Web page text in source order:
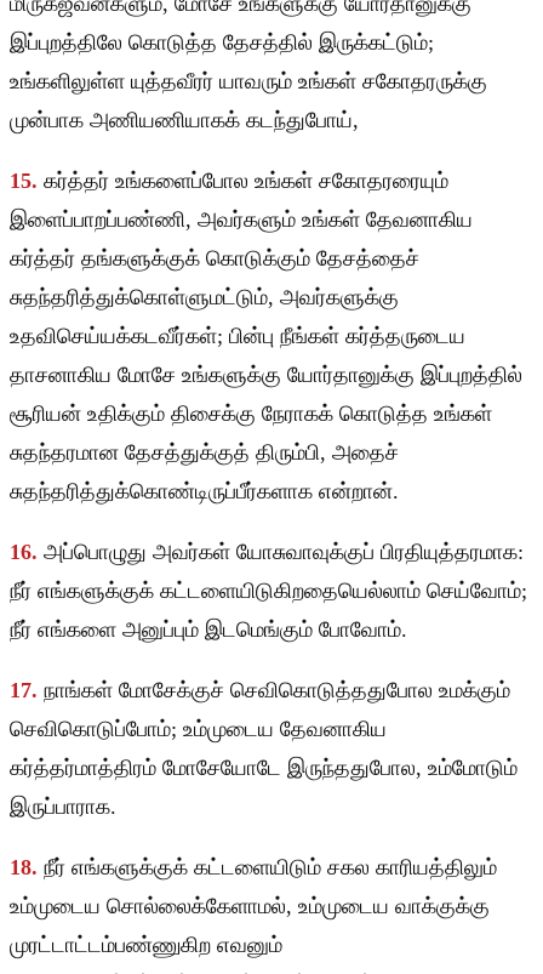
இப்புறத்திலே கொடுத்த தேசத்தில் இருக்கட்டும்;
உங்களிலுள்ள யுத்தவீரர் யாவரும் உங்கள் சகோதரருக்கு
முன்பாக அணியணியாகக் கடந்துபோய்,
15. கர்த்தர் உங்களைப்போல உங்கள் சகோதரரையும்
இளைப்பாறப்பண்ணி, அவர்களும் உங்கள் தேவனாகிய
கர்த்தர் தங்களுக்குக் கொடுக்கும் தேசத்தைச்
சுதந்தரித்துக்கொள்ளுமட்டும், அவர்களுக்கு
உதவிசெய்யக்கடவீர்கள்; பின்பு நீங்கள் கர்த்தருடைய
தாசனாகிய மோசே உங்களுக்கு யோர்தானுக்கு இப்புறத்தில்
சூரியன் உதிக்கும் திசைக்கு நேராகக் கொடுத்த உங்கள்
சுதந்தரமான தேசத்துக்குத் திரும்பி, அதைச்
சுதந்தரித்துக்கொண்டிருப்பீர்களாக என்றான்.
16. அப்பொழுது அவர்கள் யோசுவாவுக்குப் பிரதியுத்தரமாக:
நீர் எங்களுக்குக் கட்டளையிடுகிறதையெல்லாம் செய்வோம்;
நீர் எங்களை அனுப்பும் இடமெங்கும் போவோம்.
17. நாங்கள் மோசேக்குச் செவிகொடுத்ததுபோல உமக்கும்
செவிகொடுப்போம்; உம்முடைய தேவனாகிய
கர்த்தர்மாத்திரம் மோசேயோடே இருந்ததுபோல, உம்மோடும்
இருப்பாராக.
18. நீர் எங்களுக்குக் கட்டளையிடும் சகல காரியத்திலும்
உம்முடைய சொல்லைக்கேளாமல், உம்முடைய வாக்குக்கு
முரட்டாட்டம்பண்ணுகிற எவனும்